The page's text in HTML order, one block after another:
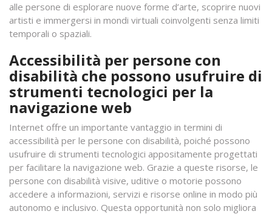
alle persone di esplorare nuove forme d’arte, scoprire nuovi
artisti e immergersi in mondi virtuali coinvolgenti senza limiti
temporali o spaziali.
Accessibilità per persone con
disabilità che possono usufruire di
strumenti tecnologici per la
navigazione web
Internet offre un importante vantaggio in termini di
accessibilità per le persone con disabilità, poiché possono
usufruire di strumenti tecnologici appositamente progettati
per facilitare la navigazione web. Grazie a queste risorse, le
persone con disabilità visive, uditive o motorie possono
accedere a informazioni, servizi e risorse online in modo più
autonomo e inclusivo. Questa opportunità non solo migliora